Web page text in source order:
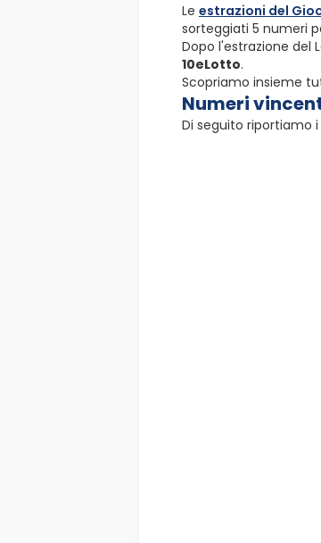
Le estrazioni del
sorteggiati 5 numeri
Dopo l'estrazione del
10eLotto.
Scopriamo insieme
Numeri
Di seguito riportiamo